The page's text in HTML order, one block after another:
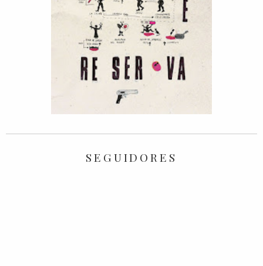
SEGUIDORES